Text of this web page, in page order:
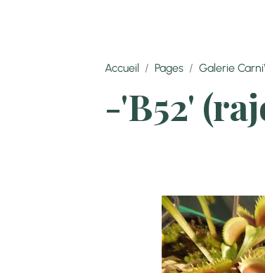
Accueil Pages Galerie
-'B52'
Normalement
Voici le